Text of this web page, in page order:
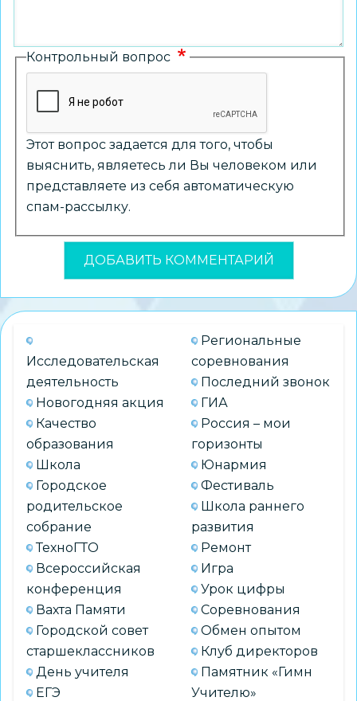
Контрольный вопрос
Этот вопрос задается для того, чтобы
выяснить, являетесь ли Вы человеком или
представляете из себя автоматическую
спам-рассылку.
Исследовательская
деятельность
Новогодняя акция
Качество
образования
Школа
Городское
родительское
собрание
ТехноГТО
Всероссийская
конференция
Вахта Памяти
Городской совет
старшеклассников
День учителя
ЕГЭ
Региональные
соревнования
Последний звонок
ГИА
Россия – мои
горизонты
Юнармия
Фестиваль
Школа раннего
развития
Ремонт
Игра
Урок цифры
Соревнования
Обмен опытом
Клуб директоров
Памятник «Гимн
Учителю»